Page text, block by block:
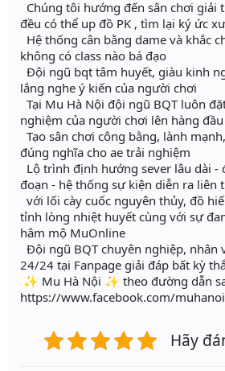
Chúng tôi hướng đến sân chơi giải
đều có thể up đồ PK , tìm lại ký ức
Hệ thống cân bằng dame và khắc
không có class nào bá đạo
Đội ngũ bqt tâm huyết, giàu kinh
lắng nghe ý kiến của người chơi
Tại Mu Hà Nội đội ngũ BQT luôn
nghiệm của người chơi lên hàng đầu
Tạo sân chơi công bằng, lành
đúng nghĩa cho ae trải nghiệm
Lộ trình định hướng sever lâu dài -
đoạn - hệ thống sự kiện diễn ra liên
với lối cày cuốc nguyên thủy, đồ
tỉnh lòng nhiệt huyết cùng với sự
hâm mộ MuOnline
Đội ngũ BQT chuyên nghiệp, nhân
24/24 tại Fanpage giải đáp bất kỳ
✨ Mu Hà Nội ✨ theo đường dẫn
https://www.facebook.com/
Hãy